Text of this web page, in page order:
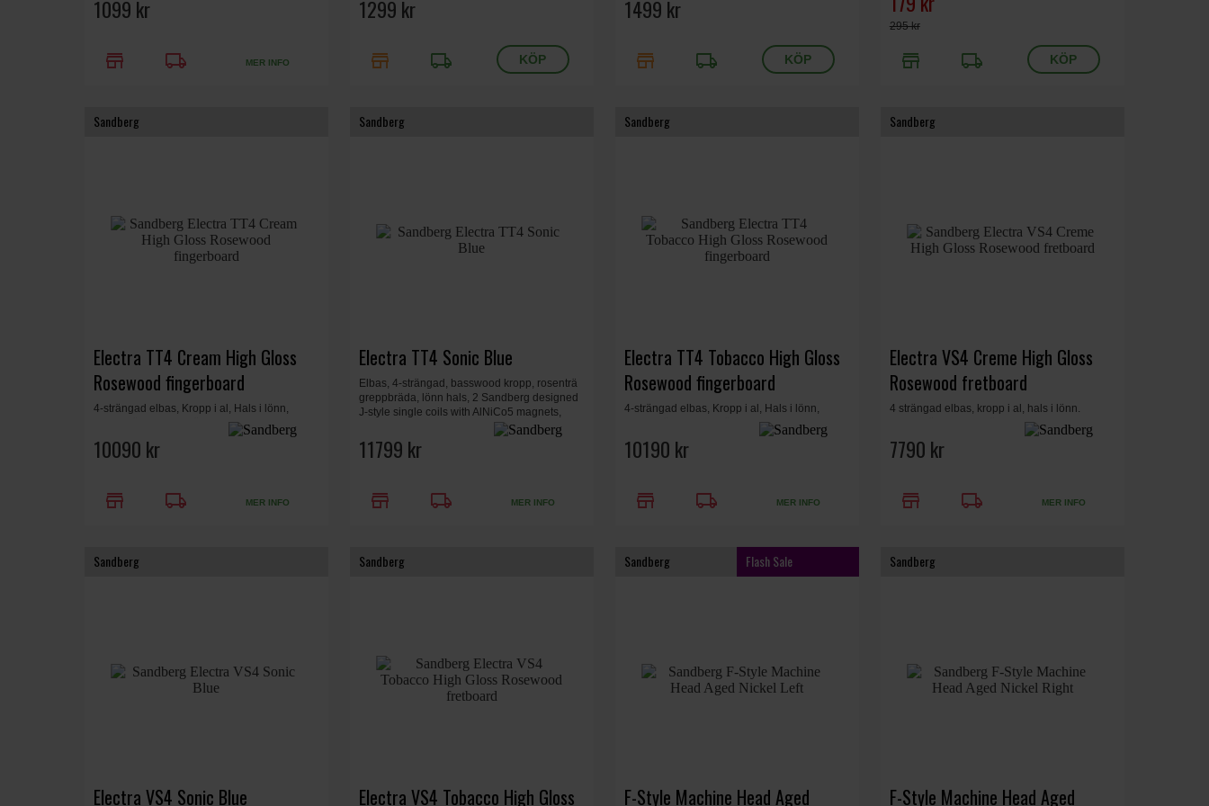
1099 kr
store local_shipping MER INFO
1299 kr
store local_shipping
1499 kr
store local_shipping
295 kr
store local_shipping
Sandberg
Electra TT4 Cream High Gloss
Rosewood fingerboard
4-strängad elbas, Kropp i al, Hals i lönn,
greppbräda i rosenträ, 22 band, Sandberg
Singel Coil pickup. Cream High Gloss
10090 kr
store local_shipping MER INFO
Sandberg
Electra TT4 Sonic Blue
Elbas, 4-strängad, basswood kropp, rosenträ
greppbräda, lönn hals, 2 Sandberg designed
J-style single coils with AlNiCo5 magnets,
11799 kr
store local_shipping MER INFO
Sandberg
Electra TT4 Tobacco High Gloss
Rosewood fingerboard
4-strängad elbas, Kropp i al, Hals i lönn,
greppbräda i rosenträ, 22 band, Sandberg
Singel Coil pickup. Tobacco High Gloss
10190 kr
store local_shipping MER INFO
Sandberg
Electra VS4 Creme High Gloss
Rosewood fretboard
4 strängad elbas, kropp i al, hals i lönn.
greppbräda i rosenträ, 22 band, Sandberg
Splitcoil pickup, Creme High Gloss
7790 kr
store local_shipping MER INFO
Sandberg
Electra VS4 Sonic Blue
Sandberg
Electra VS4 Tobacco High Gloss
Sandberg Flash Sale
F-Style Machine Head Aged
Sandberg
F-Style Machine Head Aged